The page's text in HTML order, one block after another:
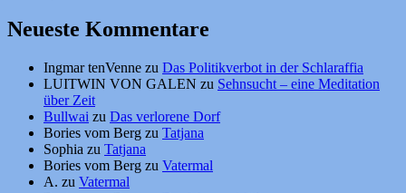
Neueste Kommentare
Ingmar tenVenne zu Das Politikverbot in der Schlaraffia
LUITWIN VON GALEN zu Sehnsucht – eine Meditation
über Zeit
Bullwai zu Das verlorene Dorf
Bories vom Berg zu Tatjana
Sophia zu Tatjana
Bories vom Berg zu Vatermal
A. zu Vatermal